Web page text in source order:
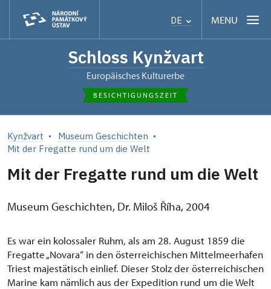
DE MENU
Schloss Kynžvart
Europäisches Kulturerbe
BESICHTIGUNGSZEIT
Kynžvart
Museum Geschichten
Mit der Fregatte rund um die Welt
Mit der Fregatte rund um die Welt
Museum Geschichten, Dr. Miloš Říha, 2004
Es war ein kolossaler Ruhm, als am 28. August 1859 die
Fregatte „Novara“ in den österreichischen Mittelmeerhafen
Triest majestätisch einlief. Dieser Stolz der österreichischen
Marine kam nämlich aus der Expedition rund um die Welt